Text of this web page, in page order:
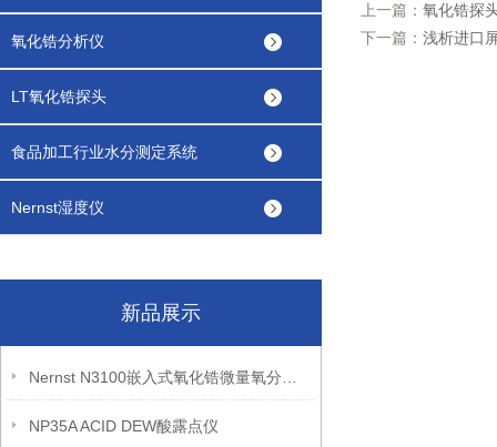
氧化锆分析仪
LT氧化锆探头
食品加工行业水分测定系统
Nernst湿度仪
新品展示
NP35A ACID DEW酸露点仪
上一篇： 氧化锆探
下一篇： 浅析进口